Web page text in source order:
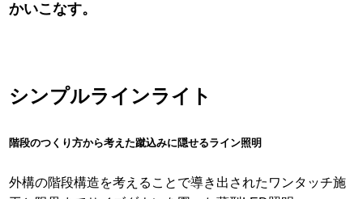
かいこなす。
シンプルラインライト
階段のつくり方から考えた蹴込みに隠せるライン照明
外構の階段構造を考えることで導き出されたワンタッチ施